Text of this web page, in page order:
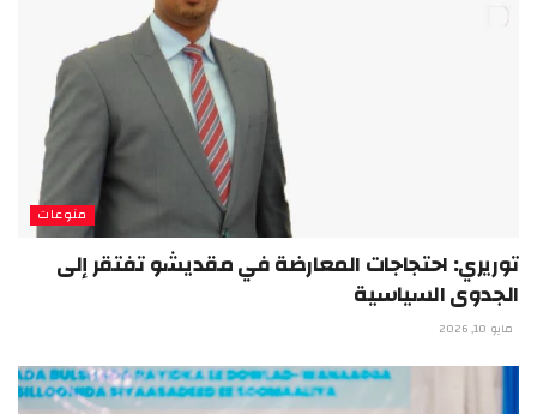
منوعات
توريري: احتجاجات المعارضة في مقديشو تفتقر إلى
الجدوى السياسية
مايو 10, 2026